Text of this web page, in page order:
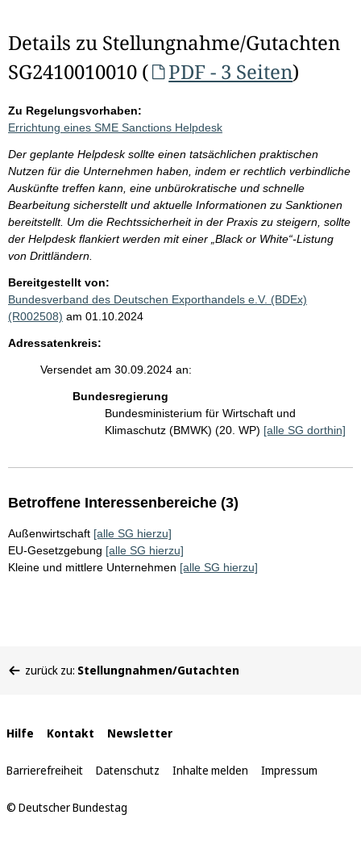
Details zu Stellungnahme/Gutachten
SG2410010010 (
PDF - 3 Seiten)
Zu Regelungsvorhaben:
Errichtung eines SME Sanctions Helpdesk
Der geplante Helpdesk sollte einen tatsächlichen praktischen
Nutzen für die Unternehmen haben, indem er rechtlich verbindliche
Auskünfte treffen kann, eine unbürokratische und schnelle
Bearbeitung sicherstellt und aktuelle Informationen zu Sanktionen
bereitstellt. Um die Rechtssicherheit in der Praxis zu steigern, sollte
der Helpdesk flankiert werden mit einer „Black or White“-Listung
von Drittländern.
Bereitgestellt von:
Bundesverband des Deutschen Exporthandels e.V. (BDEx)
(R002508) am 01.10.2024
Adressatenkreis:
Versendet am 30.09.2024 an:
Bundesregierung
Bundesministerium für Wirtschaft und
Klimaschutz (BMWK) (20. WP) [alle SG dorthin]
Betroffene Interessenbereiche (3)
Außenwirtschaft [alle SG hierzu]
EU-Gesetzgebung [alle SG hierzu]
Kleine und mittlere Unternehmen [alle SG hierzu]
befinden
zurück zu: Stellungnahmen/Gutachten
Interne
Links
Hilfe Kontakt Newsletter
Barrierefreiheit Datenschutz Inhalte melden Impressum
© Deutscher Bundestag